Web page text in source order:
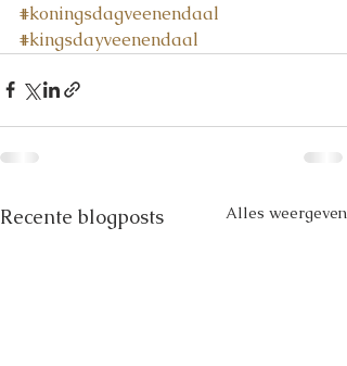
#koningsdagveenendaal
#kingsdayveenendaal
Recente blogposts Alles weergeven